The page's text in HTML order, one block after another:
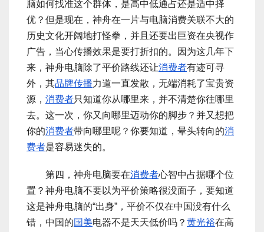
脑如何找准这个群体，是高中低通占还是适中择
优？但是现在，神舟在一片与电脑消费关联不大的
历史文化开阔地打怪拳，并且还要出巨资在央视作
广告，当心传播效果是要打折扣的。因为这几年下
来，神舟电脑除了平价路线还让消费者有迹可寻
外，其品牌传播力道一直发散，无端消耗了宝贵资
源， 消费者只知道你从哪里来，并不清楚你往哪里
去。这一次，你又向哪里迈动你的脚步？并又想把
你的消费者带向哪里呢？你要知道，晕头转向的消
费者是容易迷失的。
第四，神舟电脑要在消费者心智中占据哪个位
置？神舟电脑不要以为平价策略很没面子，要知道
这是神舟电脑的“出身”，平价不仅在中国没有什么
错，中国的国美电器不是天天低价吗？ 黄光裕在高